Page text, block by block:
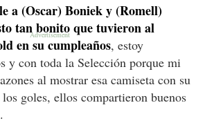
a (Oscar) Boniek y (Romell)
tan bonito que tuvieron al
en su cumpleaños, estoy
y con toda la Selección porque mi
al mostrar esa camiseta con su
goles, ellos compartieron buenos